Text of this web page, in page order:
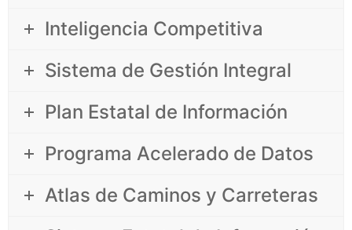
Inteligencia Competitiva
Sistema de Gestión Integral
Plan Estatal de Información
Programa Acelerado de Datos
Atlas de Caminos y Carreteras